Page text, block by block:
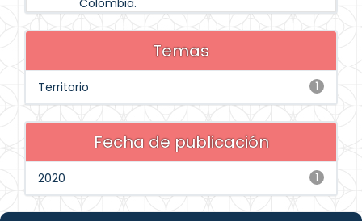
Colombia.
Temas
1
Territorio
Fecha de publicación
1
2020